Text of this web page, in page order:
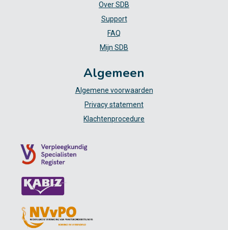
Over SDB
Support
FAQ
Mijn SDB
Algemeen
Algemene voorwaarden
Privacy statement
Klachtenprocedure